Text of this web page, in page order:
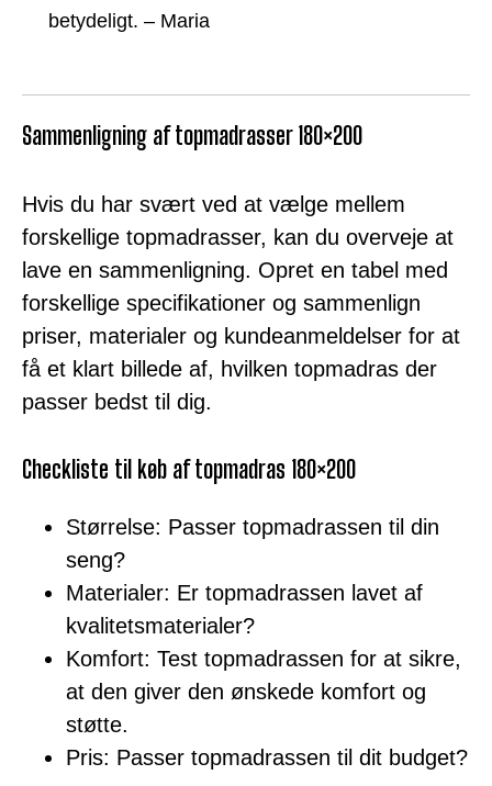
betydeligt. – Maria
Sammenligning af topmadrasser 180×200
Hvis du har svært ved at vælge mellem
forskellige topmadrasser, kan du overveje at
lave en sammenligning. Opret en tabel med
forskellige specifikationer og sammenlign
priser, materialer og kundeanmeldelser for at
få et klart billede af, hvilken topmadras der
passer bedst til dig.
Checkliste til køb af topmadras 180×200
Størrelse: Passer topmadrassen til din
seng?
Materialer: Er topmadrassen lavet af
kvalitetsmaterialer?
Komfort: Test topmadrassen for at sikre,
at den giver den ønskede komfort og
støtte.
Pris: Passer topmadrassen til dit budget?